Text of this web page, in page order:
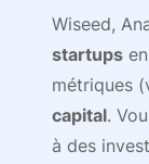
Wiseed,
startups
métriques
capital.
à des